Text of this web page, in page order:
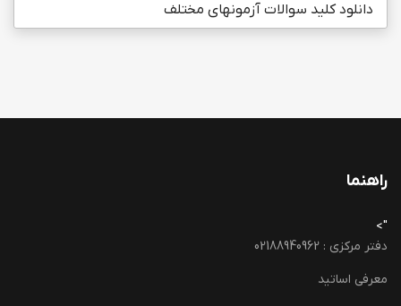
دانلود کلید سوالات آزمونهای مختلف
راهنما
">
دفتر مرکزی : 02188940962
معرفی اساتید